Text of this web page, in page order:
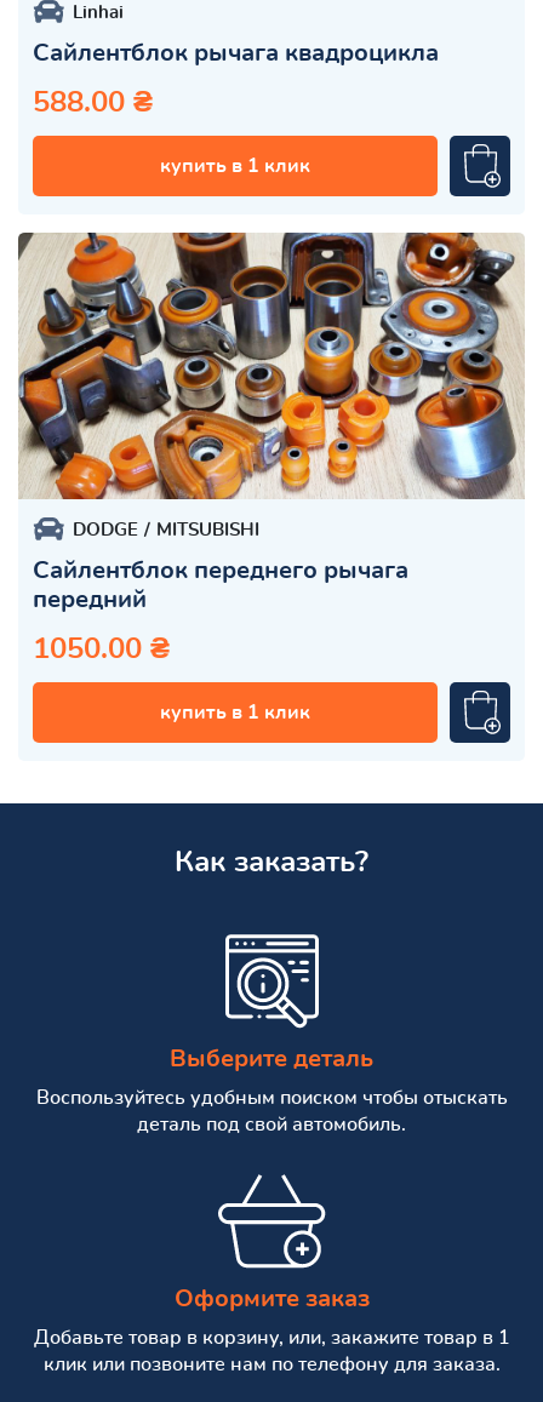
Linhai
Сайлентблок рычага квадроцикла
588.00 ₴
купить в 1 клик
DODGE MITSUBISHI
Сайлентблок переднего рычага
передний
1050.00 ₴
купить в 1 клик
Как заказать?
Выберите деталь
Воспользуйтесь удобным поиском чтобы отыскать
деталь под свой автомобиль.
Оформите заказ
Добавьте товар в корзину, или, закажите товар в 1
клик или позвоните нам по телефону для заказа.